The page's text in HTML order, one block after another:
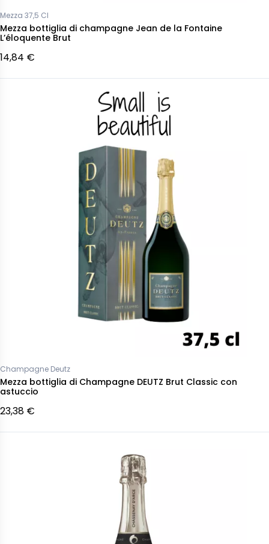
Pausa definitiva Champagne
champagneTAITTINGER Annata
2011 Comtes de Champagne
Rosé
Non disponibile
Mezza 37,5 Cl
Mezza bottiglia di champagne Jean de la Fontaine
L’éloquente Brut
14,84 €
Champagne Deutz
Mezza bottiglia di Champagne DEUTZ Brut Classic con
astuccio
23,38 €